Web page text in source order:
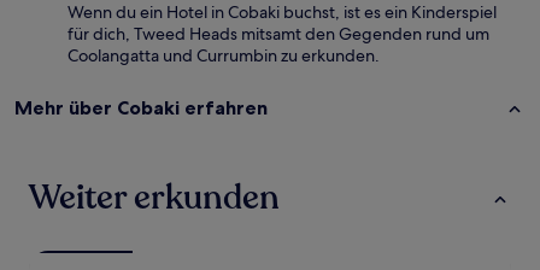
Wenn du ein Hotel in Cobaki buchst, ist es ein Kinderspiel
für dich, Tweed Heads mitsamt den Gegenden rund um
Coolangatta und Currumbin zu erkunden.
Mehr über Cobaki erfahren
Weiter erkunden